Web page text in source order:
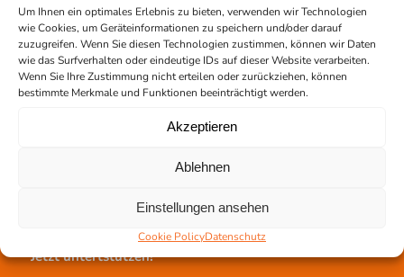
Um Ihnen ein optimales Erlebnis zu bieten, verwenden wir Technologien
wie Cookies, um Geräteinformationen zu speichern und/oder darauf
zuzugreifen. Wenn Sie diesen Technologien zustimmen, können wir Daten
wie das Surfverhalten oder eindeutige IDs auf dieser Website verarbeiten.
Wenn Sie Ihre Zustimmung nicht erteilen oder zurückziehen, können
bestimmte Merkmale und Funktionen beeinträchtigt werden.
Akzeptieren
Ablehnen
Einstellungen ansehen
Cookie PolicyDatenschutz
Jetzt untertstützen!